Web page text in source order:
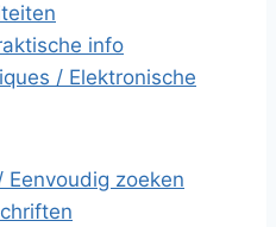
info
/ Elektronische
Eenvoudig zoeken